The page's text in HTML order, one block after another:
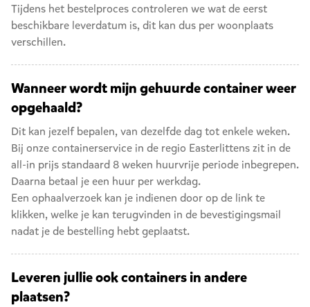
Tijdens het bestelproces controleren we wat de eerst
beschikbare leverdatum is, dit kan dus per woonplaats
verschillen.
Wanneer wordt mijn gehuurde container weer
opgehaald?
Dit kan jezelf bepalen, van dezelfde dag tot enkele weken.
Bij onze containerservice in de regio Easterlittens zit in de
all-in prijs standaard 8 weken huurvrije periode inbegrepen.
Daarna betaal je een huur per werkdag.
Een ophaalverzoek kan je indienen door op de link te
klikken, welke je kan terugvinden in de bevestigingsmail
nadat je de bestelling hebt geplaatst.
Leveren jullie ook containers in andere
plaatsen?